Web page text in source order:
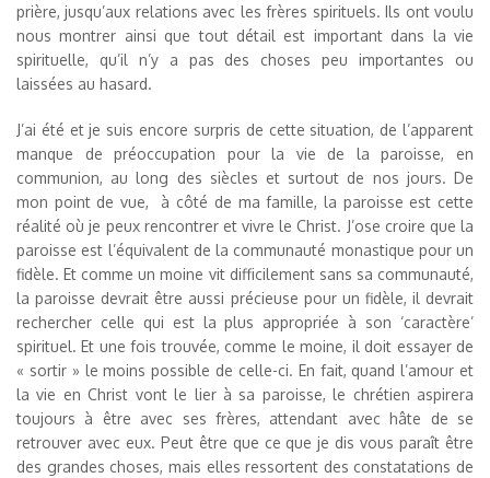
prière, jusqu’aux relations avec les frères spirituels. Ils ont voulu
nous montrer ainsi que tout détail est important dans la vie
spirituelle, qu’il n’y a pas des choses peu importantes ou
laissées au hasard.
J’ai été et je suis encore surpris de cette situation, de l’apparent
manque de préoccupation pour la vie de la paroisse, en
communion, au long des siècles et surtout de nos jours. De
mon point de vue, à côté de ma famille, la paroisse est cette
réalité où je peux rencontrer et vivre le Christ. J’ose croire que la
paroisse est l’équivalent de la communauté monastique pour un
fidèle. Et comme un moine vit difficilement sans sa communauté,
la paroisse devrait être aussi précieuse pour un fidèle, il devrait
rechercher celle qui est la plus appropriée à son ‘caractère’
spirituel. Et une fois trouvée, comme le moine, il doit essayer de
« sortir » le moins possible de celle-ci. En fait, quand l’amour et
la vie en Christ vont le lier à sa paroisse, le chrétien aspirera
toujours à être avec ses frères, attendant avec hâte de se
retrouver avec eux. Peut être que ce que je dis vous paraît être
des grandes choses, mais elles ressortent des constatations de